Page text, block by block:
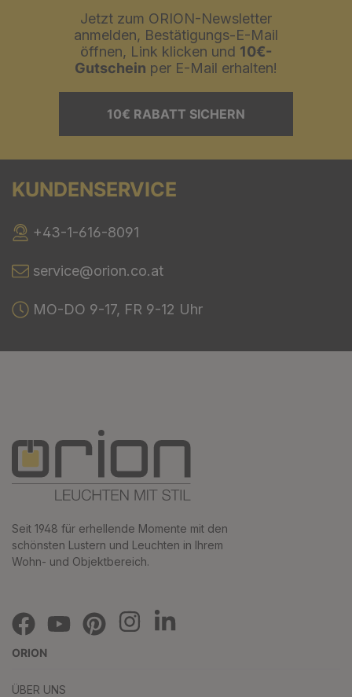
Jetzt zum ORION-Newsletter
anmelden, Bestätigungs-E-Mail
öffnen, Link klicken und 10€-
Gutschein per E-Mail erhalten!
10€ RABATT SICHERN
KUNDENSERVICE
+43-1-616-8091
service@orion.co.at
MO-DO 9-17, FR 9-12 Uhr
Seit 1948 für erhellende Momente mit den
schönsten Lustern und Leuchten in Ihrem
Wohn- und Objektbereich.
ORION
ÜBER UNS